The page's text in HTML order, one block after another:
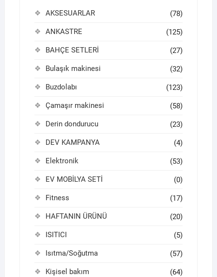
AKSESUARLAR (78)
ANKASTRE (125)
BAHÇE SETLERİ (27)
Bulaşık makinesi (32)
Buzdolabı (123)
Çamaşır makinesi (58)
Derin dondurucu (23)
DEV KAMPANYA (4)
Elektronik (53)
EV MOBİLYA SETİ (0)
Fitness (17)
HAFTANIN ÜRÜNÜ (20)
ISITICI (5)
Isıtma/Soğutma (57)
Kişisel bakım (64)